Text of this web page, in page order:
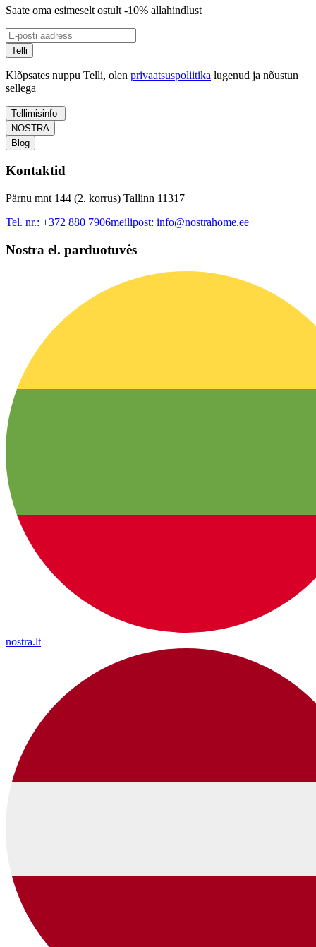
Saate oma esimeselt ostult -10% allahindlust
Telli
Klõpsates nuppu Telli, olen privaatsuspoliitika lugenud ja nõustun
sellega
Tellimisinfo
NOSTRA
Blog
Kontaktid
Pärnu mnt 144 (2. korrus) Tallinn 11317
Tel. nr.: +372 880 7906meilipost: info@nostrahome.ee
Nostra el. parduotuvės
nostra.lt